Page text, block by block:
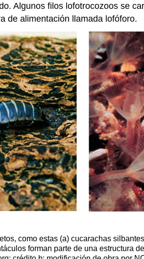
Algunos filos lofotrocozoos se
de alimentación llamada lofóforo.
como estas (a) cucarachas
forman parte de una estructura